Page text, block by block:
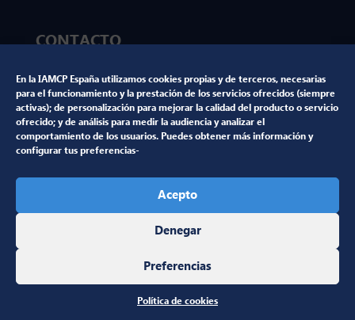
En la IAMCP España utilizamos cookies propias y de terceros, necesarias
para el funcionamiento y la prestación de los servicios ofrecidos (siempre
activas); de personalización para mejorar la calidad del producto o servicio
ofrecido; y de análisis para medir la audiencia y analizar el
comportamiento de los usuarios. Puedes obtener más información y
configurar tus preferencias-
Acepto
Denegar
Preferencias
Política de cookies
CONTACTO
marketing@iamcp.es
NUESTRAS REDES SOCIALES
@Copyright 2024 IAMCP |Aviso legal|Política de
privacidad|Política de cookies